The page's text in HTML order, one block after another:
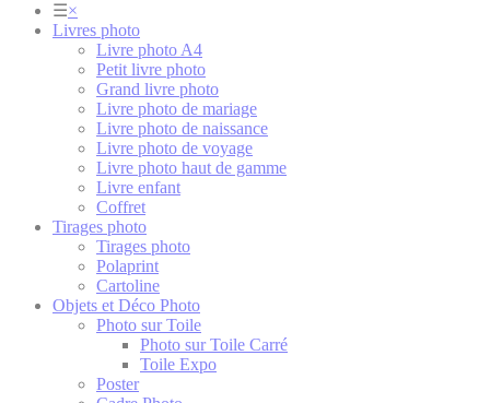
☰×
Livres photo
Livre photo A4
Petit livre photo
Grand livre photo
Livre photo de mariage
Livre photo de naissance
Livre photo de voyage
Livre photo haut de gamme
Livre enfant
Coffret
Tirages photo
Tirages photo
Polaprint
Cartoline
Objets et Déco Photo
Photo sur Toile
Photo sur Toile Carré
Toile Expo
Poster